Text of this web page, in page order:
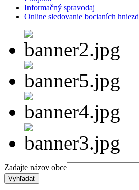
Informačný spravodaj
Online sledovanie bocianích hniezd
Zadajte názov obce